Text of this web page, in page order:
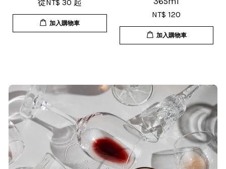
T***
超值，值得推薦大家購買
S***
從NT$ 30 起
加入購物車
NT$ 120
加入購物車